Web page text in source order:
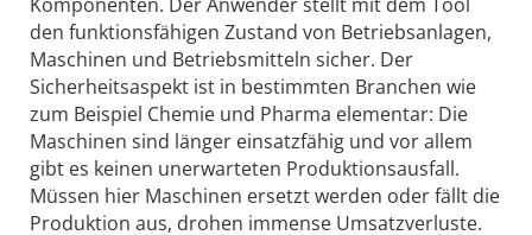
den funktionsfähigen Zustand von Betriebsanlagen,
Maschinen und Betriebsmitteln sicher. Der
Sicherheitsaspekt ist in bestimmten Branchen wie
zum Beispiel Chemie und Pharma elementar: Die
Maschinen sind länger einsatzfähig und vor allem
gibt es keinen unerwarteten Produktionsausfall.
Müssen hier Maschinen ersetzt werden oder fällt die
Produktion aus, drohen immense Umsatzverluste.